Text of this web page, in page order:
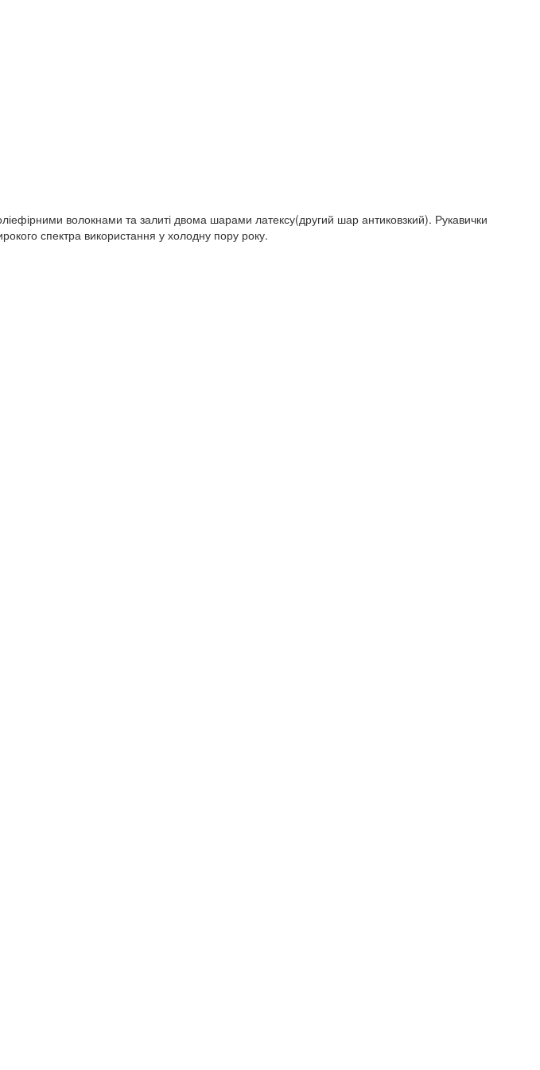
волокнами та залиті двома шарами латексу(другий шар антиковзкий). Рукавички
спектра використання у холодну пору року.